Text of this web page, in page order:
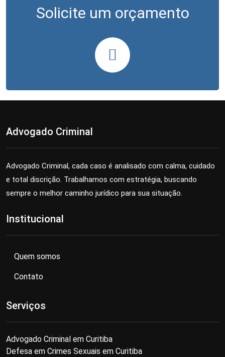
Solicite um orçamento
Advogado Criminal
Advogado Criminal, cada caso é analisado com calma, cuidado
e total discrição. Trabalhamos com estratégia, buscando
sempre o melhor caminho jurídico para sua situação.
Institucional
Quem somos
Contato
Serviços
Advogado Criminal em Curitiba
Defesa em Crimes Sexuais em Curitiba